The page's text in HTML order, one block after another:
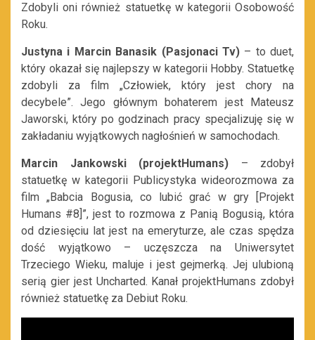
Zdobyli oni również statuetkę w kategorii Osobowość
Roku.
Justyna i Marcin Banasik (Pasjonaci Tv)– to duet,
który okazał się najlepszy w kategorii Hobby. Statuetkę
zdobyli za film „Człowiek, który jest chory na
decybele”. Jego głównym bohaterem jest Mateusz
Jaworski, który po godzinach pracy specjalizuję się w
zakładaniu wyjątkowych nagłośnień w samochodach.
Marcin Jankowski (projektHumans) – zdobył
statuetkę w kategorii Publicystyka wideorozmowa za
film „Babcia Bogusia, co lubić grać w gry [Projekt
Humans #8]”, jest to rozmowa z Panią Bogusią, która
od dziesięciu lat jest na emeryturze, ale czas spędza
dość wyjątkowo – uczęszcza na Uniwersytet
Trzeciego Wieku, maluje i jest gejmerką. Jej ulubioną
serią gier jest Uncharted. Kanał projektHumans zdobył
również statuetkę za Debiut Roku.